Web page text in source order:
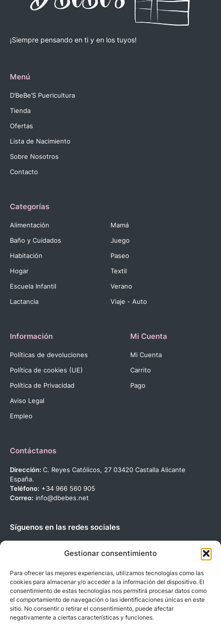
Gestionar consentimiento
Para ofrecer las mejores experiencias, utilizamos tecnologías como las
cookies para almacenar y/o acceder a la información del dispositivo. El
consentimiento de estas tecnologías nos permitirá procesar datos como
el comportamiento de navegación o las identificaciones únicas en este
sitio. No consentir o retirar el consentimiento, puede afectar
negativamente a ciertas características y funciones.
¡Siempre pensando en ti y en los tuyos!
Menú
D’BeBe’S Puericultura
Tienda
Ofertas
Lista de Nacimiento
Sobre Nosotros
Contacto
Categorías
Alimentación
Baño y Cuidados
Habitación
Hogar
Escuela Infantil
Lactancia
Mamá
Juego
Paseo
Textil
Verano
Viaje - Auto
Información
Políticas de devoluciones
Política de cookies (UE)
Política de Privacidad
Aviso Legal
Empleo
Mi Cuenta
Mi Cuenta
Carrito
Pago
Contáctanos
Dirección: C. Reyes Católicos, 27 03420 Castalla Alicante
España.
Teléfono: +34 966 560 905
Correo: info@dbebes.net
Síguenos en las redes sociales
Copyright © 2023 D’BeBe’S. Todos los derechos reservados.